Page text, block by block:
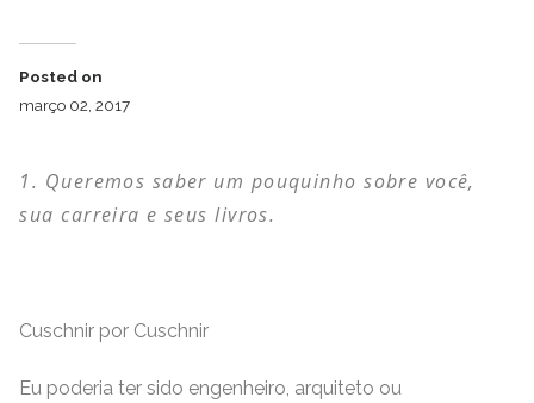
Posted on
março 02, 2017
Queremos saber um pouquinho sobre você,
sua carreira e seus livros.
Cuschnir por Cuschnir
Eu poderia ter sido engenheiro, arquiteto ou